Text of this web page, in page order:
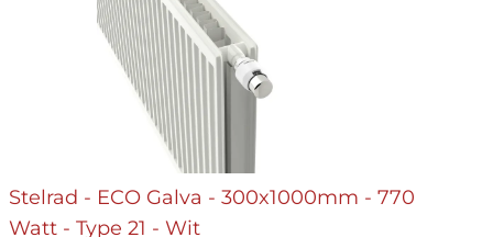
Stelrad - ECO Galva - 300x1000mm - 770
Watt - Type 21 - Wit